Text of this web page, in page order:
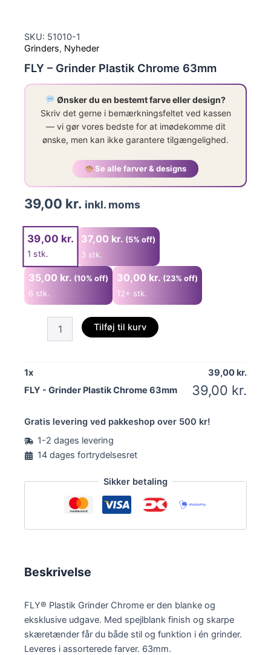
SKU: 51010-1
Grinders, Nyheder
FLY – Grinder Plastik Chrome 63mm
Ønsker du en bestemt farve eller design?
Skriv det gerne i bemærkningsfeltet ved kassen
— vi gør vores bedste for at imødekomme dit
ønske, men kan ikke garantere tilgængelighed.
Se alle farver & designs
39,00 kr. inkl. moms
39,00 kr.
1 stk.
37,00 kr. (5% off)
3 stk.
35,00 kr. (10% off)
6 stk.
30,00 kr. (23% off)
12+ stk.
Chrome
antal
Tilføj til kurv
1x 39,00 kr.
FLY - Grinder Plastik Chrome 63mm
39,00 kr.
Alternative:
Gratis levering ved pakkeshop over 500 kr!
1-2 dages levering
14 dages fortrydelsesret
Sikker betaling
Beskrivelse
FLY® Plastik Grinder Chrome er den blanke og
eksklusive udgave. Med spejlblank finish og skarpe
skæretænder får du både stil og funktion i én grinder.
Leveres i assorterede farver. 63mm.